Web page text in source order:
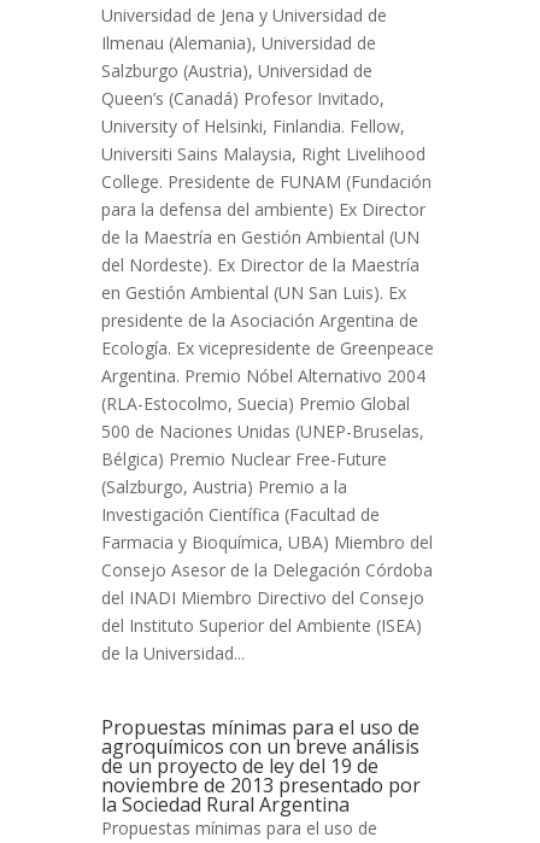
Universidad de Jena y Universidad de
Ilmenau (Alemania), Universidad de
Salzburgo (Austria), Universidad de
Queen’s (Canadá) Profesor Invitado,
University of Helsinki, Finlandia. Fellow,
Universiti Sains Malaysia, Right Livelihood
College. Presidente de FUNAM (Fundación
para la defensa del ambiente) Ex Director
de la Maestría en Gestión Ambiental (UN
del Nordeste). Ex Director de la Maestría
en Gestión Ambiental (UN San Luis). Ex
presidente de la Asociación Argentina de
Ecología. Ex vicepresidente de Greenpeace
Argentina. Premio Nóbel Alternativo 2004
(RLA-Estocolmo, Suecia) Premio Global
500 de Naciones Unidas (UNEP-Bruselas,
Bélgica) Premio Nuclear Free-Future
(Salzburgo, Austria) Premio a la
Investigación Científica (Facultad de
Farmacia y Bioquímica, UBA) Miembro del
Consejo Asesor de la Delegación Córdoba
del INADI Miembro Directivo del Consejo
del Instituto Superior del Ambiente (ISEA)
de la Universidad...
Propuestas mínimas para el uso de
agroquímicos con un breve análisis
de un proyecto de ley del 19 de
noviembre de 2013 presentado por
la Sociedad Rural Argentina
Propuestas mínimas para el uso de